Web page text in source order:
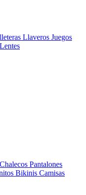
Llaveros Juegos
Lentes
Chalecos Pantalones
Bikinis Camisas